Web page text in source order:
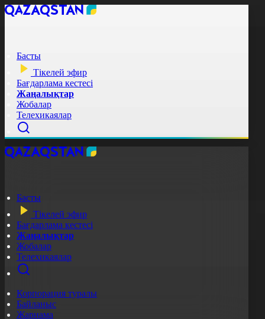
Басты
Тікелей эфир
Бағдарлама кестесі
Жаңалықтар
Жобалар
Телехикаялар
Басты
Тікелей эфир
Бағдарлама кестесі
Жаңалықтар
Жобалар
Телехикаялар
Корпорация туралы
Байланыс
Жарнама